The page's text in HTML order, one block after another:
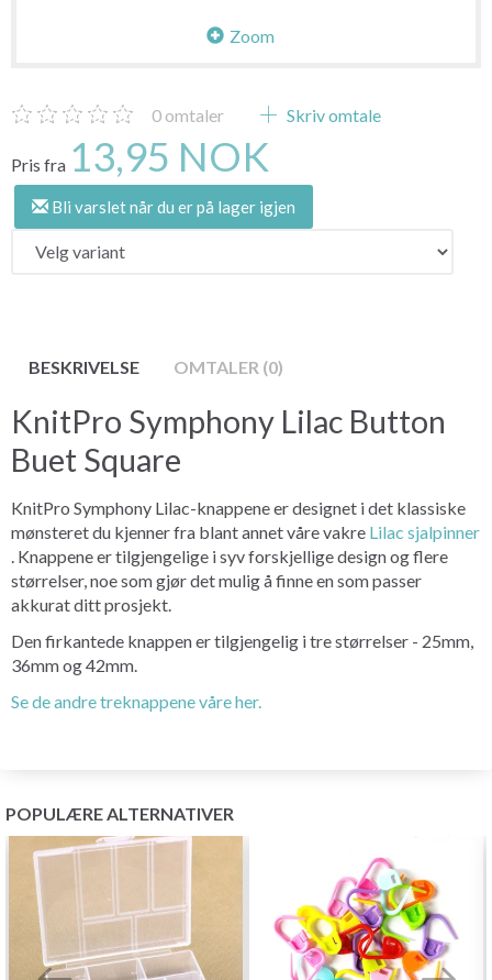
Zoom
0 omtaler Skriv omtale
Pris fra 13,95 NOK
Bli varslet når du er på lager igjen
BESKRIVELSE OMTALER (0)
KnitPro Symphony Lilac Button
Buet Square
KnitPro Symphony Lilac-knappene er designet i det klassiske
mønsteret du kjenner fra blant annet våre vakre Lilac sjalpinner
. Knappene er tilgjengelige i syv forskjellige design og flere
størrelser, noe som gjør det mulig å finne en som passer
akkurat ditt prosjekt.
Den firkantede knappen er tilgjengelig i tre størrelser - 25mm,
36mm og 42mm.
Se de andre treknappene våre her.
POPULÆRE ALTERNATIVER